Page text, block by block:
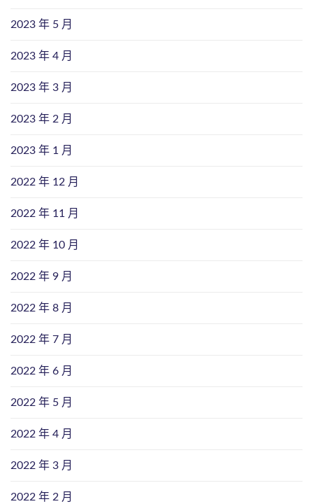
2023 年 5 月
2023 年 4 月
2023 年 3 月
2023 年 2 月
2023 年 1 月
2022 年 12 月
2022 年 11 月
2022 年 10 月
2022 年 9 月
2022 年 8 月
2022 年 7 月
2022 年 6 月
2022 年 5 月
2022 年 4 月
2022 年 3 月
2022 年 2 月